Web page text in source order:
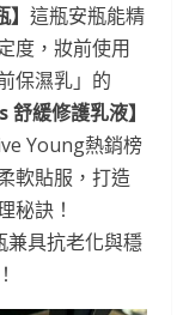
這瓶安瓶能精
度，妝前使用
保濕乳」的
緩修護乳液】
Young熱銷榜
軟貼服，打造
秘訣！
兼具抗老化與穩